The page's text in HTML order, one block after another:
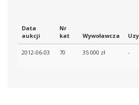
Data
aukcji
Nr
kat
Wywoławcza
2012-06-03 70 35 000 zł -